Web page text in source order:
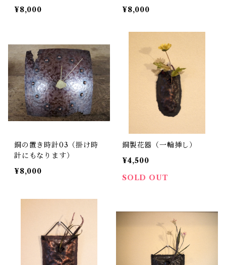
¥8,000
¥8,000
銅の置き時計03（掛け時
計にもなります）
¥8,000
銅製花器（一輪挿し）
¥4,500
SOLD OUT